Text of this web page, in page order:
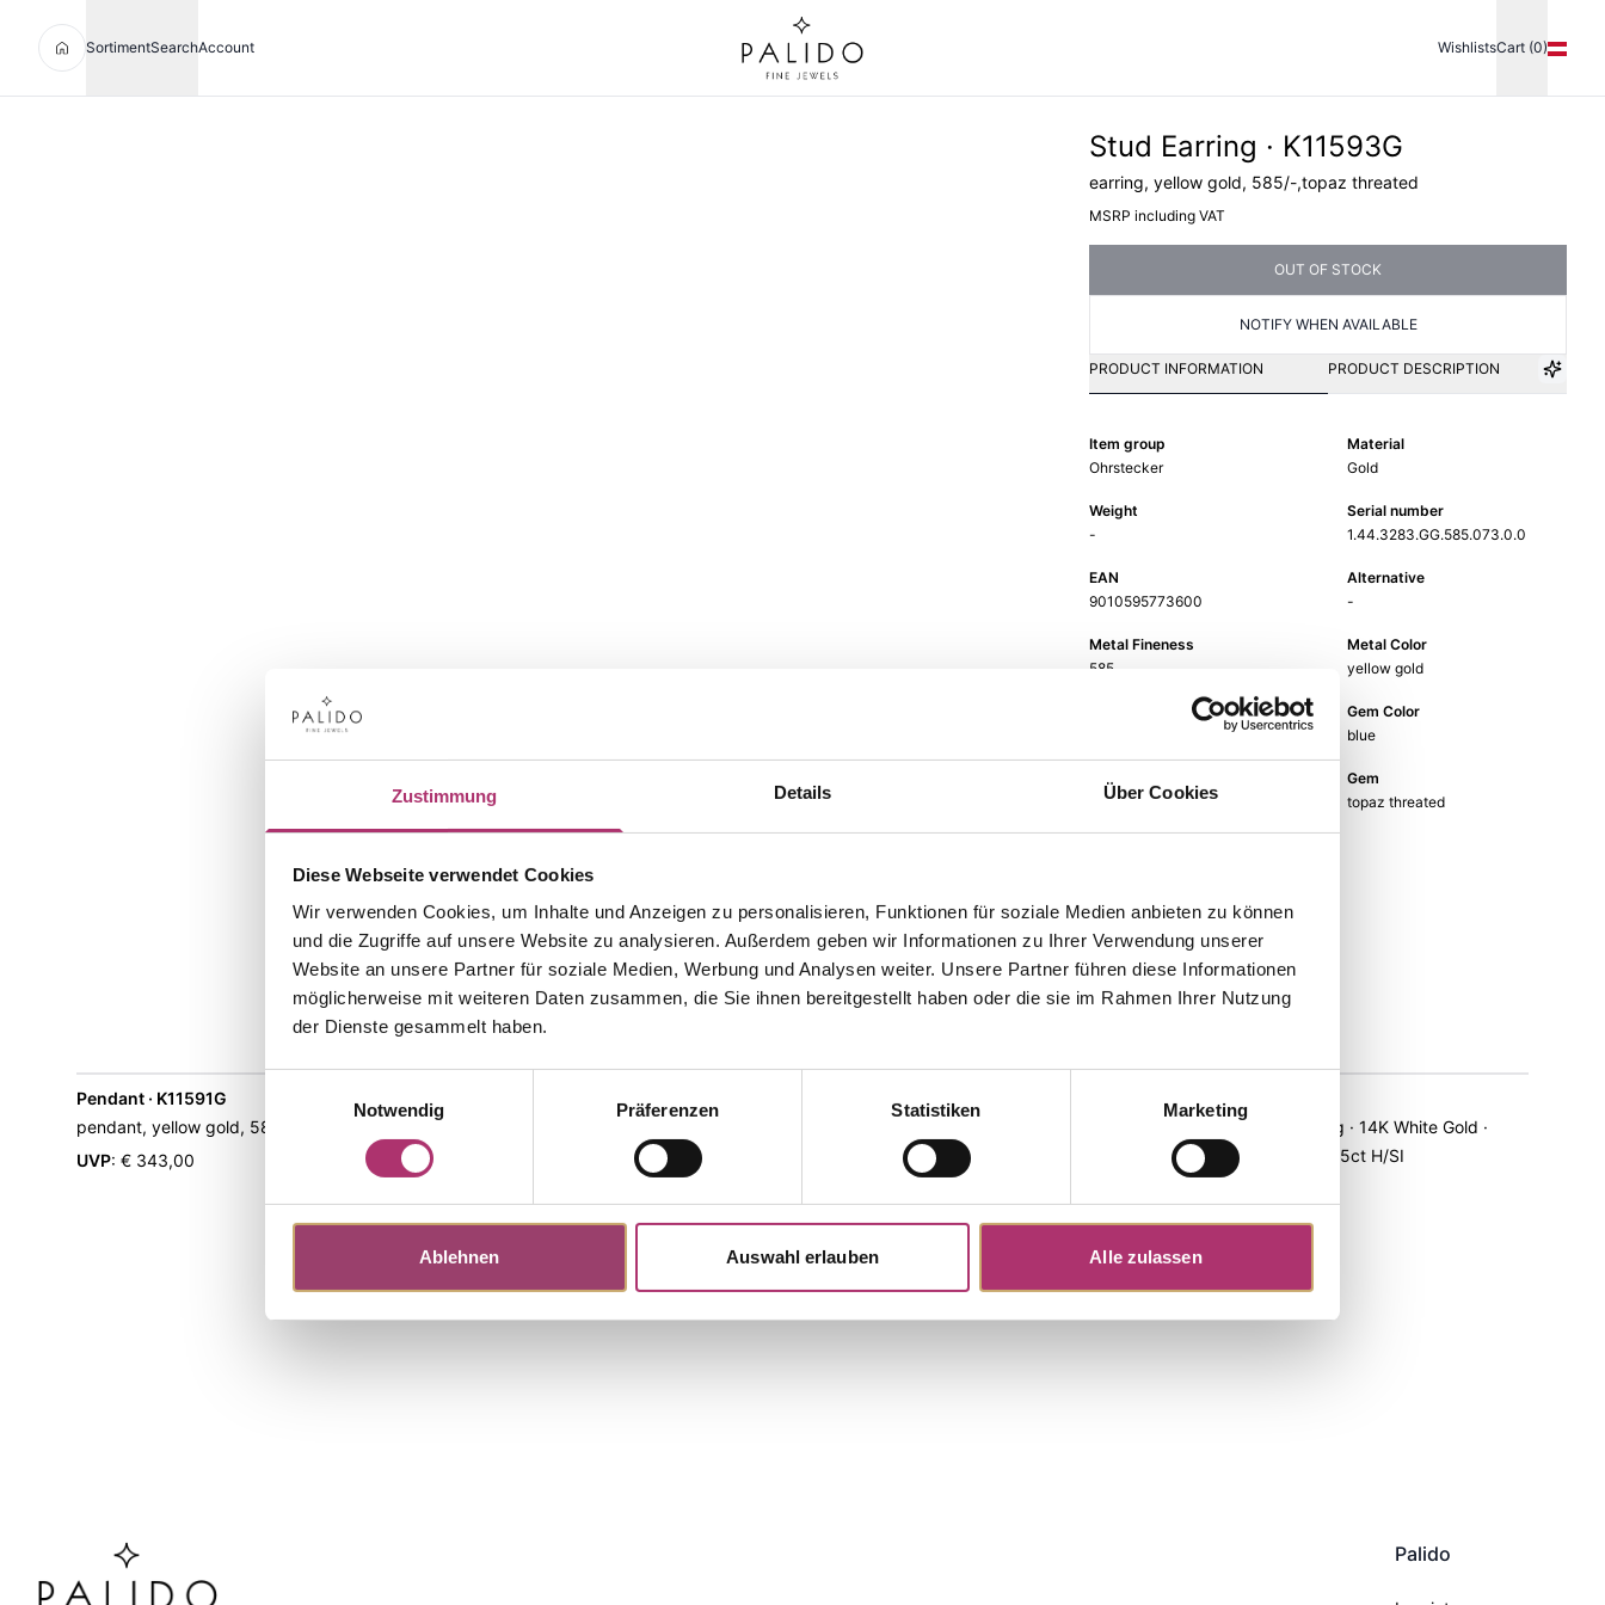
Zustimmung Details Über Cookies
Diese Webseite verwendet Cookies
Wir verwenden Cookies, um Inhalte und Anzeigen zu personalisieren, Funktionen für soziale Medien anbieten zu können
und die Zugriffe auf unsere Website zu analysieren. Außerdem geben wir Informationen zu Ihrer Verwendung unserer
Website an unsere Partner für soziale Medien, Werbung und Analysen weiter. Unsere Partner führen diese Informationen
möglicherweise mit weiteren Daten zusammen, die Sie ihnen bereitgestellt haben oder die sie im Rahmen Ihrer Nutzung
der Dienste gesammelt haben.
Notwendig
Präferenzen Statistiken Marketing
Ablehnen Auswahl erlauben Alle zulassen
SortimentSearchAccount WishlistsCart (0)
Stud Earring · K11593G
earring, yellow gold, 585/-,topaz threated
MSRP including VAT
OUT OF STOCK
NOTIFY WHEN AVAILABLE
PRODUCT INFORMATION PRODUCT DESCRIPTION
Item group
Ohrstecker
Material
Gold
Weight
-
Serial number
1.44.3283.GG.585.073.0.0
EAN
9010595773600
Alternative
-
Metal Fineness
585
Metal Color
yellow gold
Gem Color
blue
Gem Type
Colored stone
Gem
topaz threated
The matching pieces from this
collection.
Pendant · K11591G
pendant, yellow gold, 585/-,topaz threated
UVP: € 343,00
Gold · Topaz · Brilliant 0.01ct H/P
Out of stock
Topaz · Brilliant 0.02ct H/SI
Role of My Life · Ring · 14K White Gold ·
Topaz · Brilliant 0.025ct H/SI
Discover more pieces.
Palido